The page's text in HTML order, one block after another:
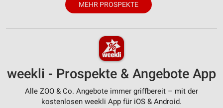
MEHR PROSPEKTE
weekli - Prospekte & Angebote App
Alle ZOO & Co. Angebote immer griffbereit – mit der
kostenlosen weekli App für iOS & Android.